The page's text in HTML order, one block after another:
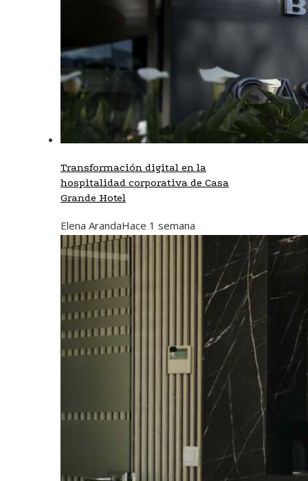
Transformación digital en la
hospitalidad corporativa de Casa
Grande Hotel
Elena ArandaHace 1 semana